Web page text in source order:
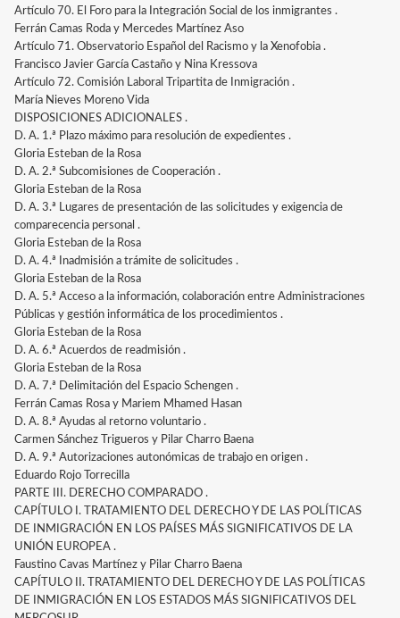
Artículo 70. El Foro para la Integración Social de los inmigrantes .
Ferrán Camas Roda y Mercedes Martínez Aso
Artículo 71. Observatorio Español del Racismo y la Xenofobia .
Francisco Javier García Castaño y Nina Kressova
Artículo 72. Comisión Laboral Tripartita de Inmigración .
María Nieves Moreno Vida
DISPOSICIONES ADICIONALES .
D. A. 1.ª Plazo máximo para resolución de expedientes .
Gloria Esteban de la Rosa
D. A. 2.ª Subcomisiones de Cooperación .
Gloria Esteban de la Rosa
D. A. 3.ª Lugares de presentación de las solicitudes y exigencia de
comparecencia personal .
Gloria Esteban de la Rosa
D. A. 4.ª Inadmisión a trámite de solicitudes .
Gloria Esteban de la Rosa
D. A. 5.ª Acceso a la información, colaboración entre Administraciones
Públicas y gestión informática de los procedimientos .
Gloria Esteban de la Rosa
D. A. 6.ª Acuerdos de readmisión .
Gloria Esteban de la Rosa
D. A. 7.ª Delimitación del Espacio Schengen .
Ferrán Camas Rosa y Mariem Mhamed Hasan
D. A. 8.ª Ayudas al retorno voluntario .
Carmen Sánchez Trigueros y Pilar Charro Baena
D. A. 9.ª Autorizaciones autonómicas de trabajo en origen .
Eduardo Rojo Torrecilla
PARTE III. DERECHO COMPARADO .
CAPÍTULO I. TRATAMIENTO DEL DERECHO Y DE LAS POLÍTICAS
DE INMIGRACIÓN EN LOS PAÍSES MÁS SIGNIFICATIVOS DE LA
UNIÓN EUROPEA .
Faustino Cavas Martínez y Pilar Charro Baena
CAPÍTULO II. TRATAMIENTO DEL DERECHO Y DE LAS POLÍTICAS
DE INMIGRACIÓN EN LOS ESTADOS MÁS SIGNIFICATIVOS DEL